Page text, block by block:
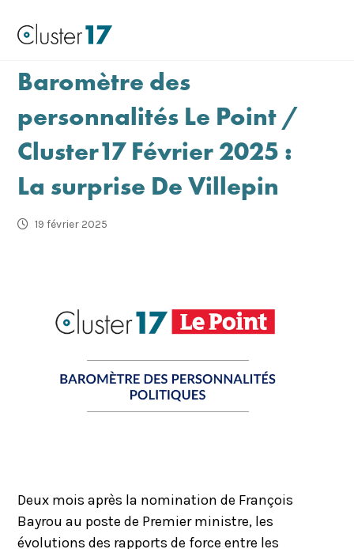
Baromètre des
personnalités Le Point /
Cluster17 Février 2025 :
La surprise De Villepin
19 février 2025
Deux mois après la nomination de François
Bayrou au poste de Premier ministre, les
évolutions des rapports de force entre les